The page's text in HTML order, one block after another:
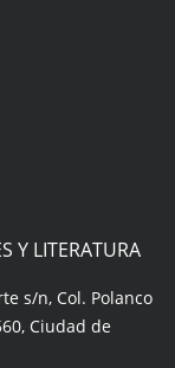
Y LITERATURA
s/n, Col. Polanco
Ciudad de